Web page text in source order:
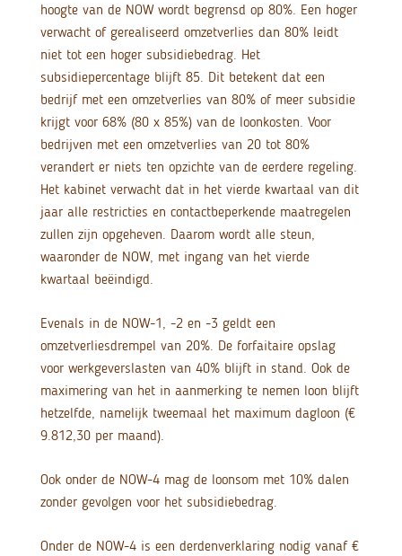
hoogte van de NOW wordt begrensd op 80%. Een hoger
verwacht of gerealiseerd omzetverlies dan 80% leidt
niet tot een hoger subsidiebedrag. Het
subsidiepercentage blijft 85. Dit betekent dat een
bedrijf met een omzetverlies van 80% of meer subsidie
krijgt voor 68% (80 x 85%) van de loonkosten. Voor
bedrijven met een omzetverlies van 20 tot 80%
verandert er niets ten opzichte van de eerdere regeling.
Het kabinet verwacht dat in het vierde kwartaal van dit
jaar alle restricties en contactbeperkende maatregelen
zullen zijn opgeheven. Daarom wordt alle steun,
waaronder de NOW, met ingang van het vierde
kwartaal beëindigd.
Evenals in de NOW-1, -2 en -3 geldt een
omzetverliesdrempel van 20%. De forfaitaire opslag
voor werkgeverslasten van 40% blijft in stand. Ook de
maximering van het in aanmerking te nemen loon blijft
hetzelfde, namelijk tweemaal het maximum dagloon (€
9.812,30 per maand).
Ook onder de NOW-4 mag de loonsom met 10% dalen
zonder gevolgen voor het subsidiebedrag.
Onder de NOW-4 is een derdenverklaring nodig vanaf €